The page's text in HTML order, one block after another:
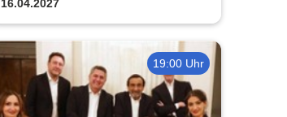
16.04.2027
19:00 Uhr